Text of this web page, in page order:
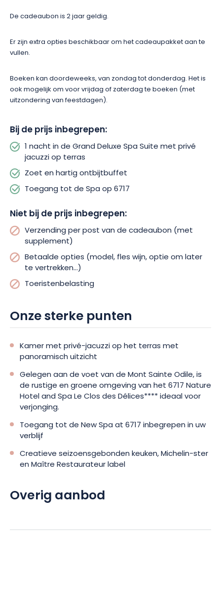
De cadeaubon is 2 jaar geldig.
Er zijn extra opties beschikbaar om het cadeaupakket aan te
vullen.
Boeken kan doordeweeks, van zondag tot donderdag. Het is
ook mogelijk om voor vrijdag of zaterdag te boeken (met
uitzondering van feestdagen).
Bij de prijs inbegrepen:
1 nacht in de Grand Deluxe Spa Suite met privé
jacuzzi op terras
Zoet en hartig ontbijtbuffet
Toegang tot de Spa op 6717
Niet bij de prijs inbegrepen:
Verzending per post van de cadeaubon (met
supplement)
Betaalde opties (model, fles wijn, optie om later
te vertrekken...)
Toeristenbelasting
Onze sterke punten
Kamer met privé-jacuzzi op het terras met
panoramisch uitzicht
Gelegen aan de voet van de Mont Sainte Odile, is
de rustige en groene omgeving van het 6717 Nature
Hotel and Spa Le Clos des Délices**** ideaal voor
verjonging.
Toegang tot de New Spa at 6717 inbegrepen in uw
verblijf
Creatieve seizoensgebonden keuken, Michelin-ster
en Maître Restaurateur label
Overig aanbod